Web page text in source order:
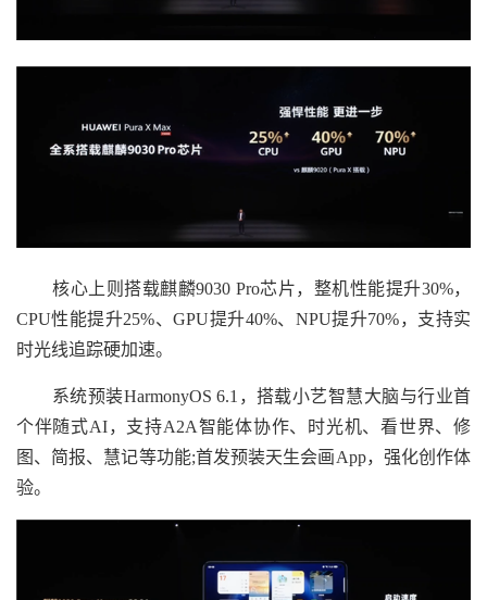
核心上则搭载麒麟9030 Pro芯片，整机性能提升30%，
CPU性能提升25%、GPU提升40%、NPU提升70%，支持实
时光线追踪硬加速。
系统预装HarmonyOS 6.1，搭载小艺智慧大脑与行业首
个伴随式AI，支持A2A智能体协作、时光机、看世界、修
图、简报、慧记等功能;首发预装天生会画App，强化创作体
验。